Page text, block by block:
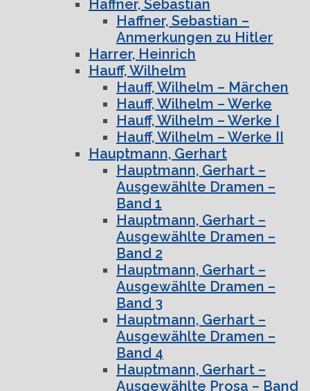
Haffner, Sebastian
Haffner, Sebastian –
Anmerkungen zu Hitler
Harrer, Heinrich
Hauff, Wilhelm
Hauff, Wilhelm – Märchen
Hauff, Wilhelm – Werke
Hauff, Wilhelm – Werke I
Hauff, Wilhelm – Werke II
Hauptmann, Gerhart
Hauptmann, Gerhart –
Ausgewählte Dramen –
Band 1
Hauptmann, Gerhart –
Ausgewählte Dramen –
Band 2
Hauptmann, Gerhart –
Ausgewählte Dramen –
Band 3
Hauptmann, Gerhart –
Ausgewählte Dramen –
Band 4
Hauptmann, Gerhart –
Ausgewählte Prosa – Band